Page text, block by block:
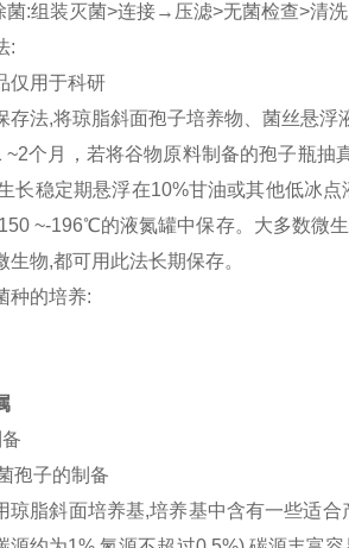
菌:组装灭菌>连接→压滤>无菌检查>清
:
仅用于科研
存法,将琼脂斜面孢子培养物、菌丝悬浮
~2个月，若将谷物原料制备的孢子瓶抽
长稳定期悬浮在10%甘油或其他低冰点
~-196℃的液氮罐中保存。大多数微
生物,都可用此法长期保存。
种的培养:
孢子的制备
琼脂斜面培养基,培养基中含有一些适合